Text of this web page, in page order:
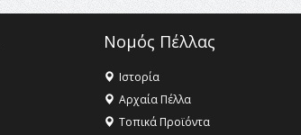
Νομός Πέλλας
Ιστορία
Αρχαία Πέλλα
Τοπικά Προϊόντα